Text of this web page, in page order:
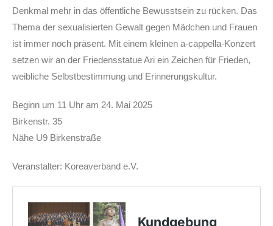
Denkmal mehr in das öffentliche Bewusstsein zu rücken. Das
Thema der sexualisierten Gewalt gegen Mädchen und Frauen
ist immer noch präsent. Mit einem kleinen a-cappella-Konzert
setzen wir an der Friedensstatue Ari ein Zeichen für Frieden,
weibliche Selbstbestimmung und Erinnerungskultur.
Beginn um 11 Uhr am 24. Mai 2025
Birkenstr. 35
Nähe U9 Birkenstraße
Veranstalter: Koreaverband e.V.